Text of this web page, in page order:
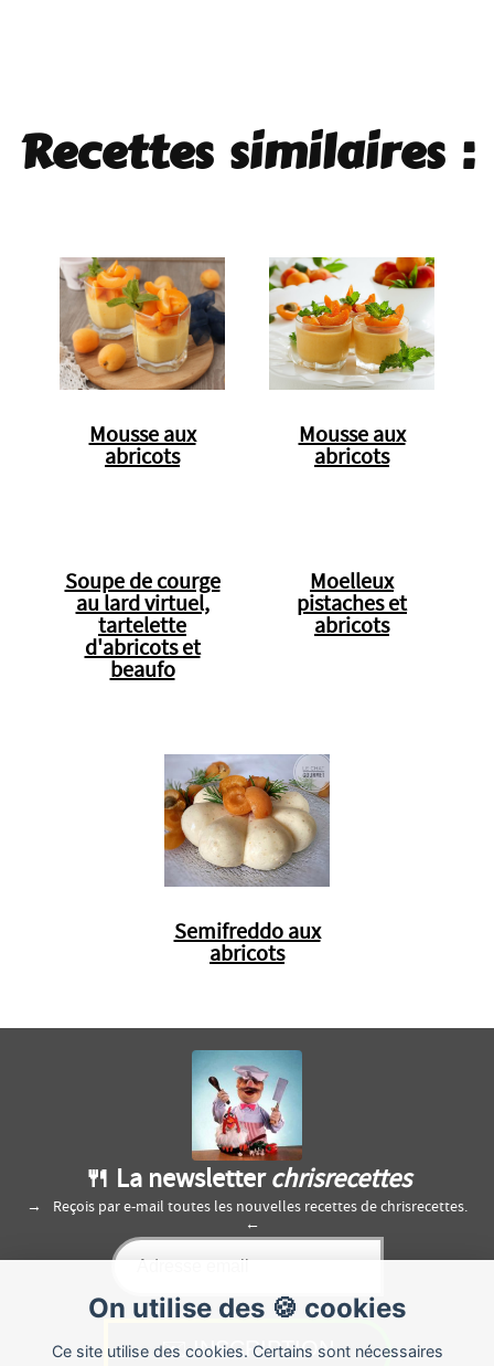
Recettes similaires :
Mousse aux
abricots
Mousse aux
abricots
Soupe de courge
au lard virtuel,
tartelette
d'abricots et
beaufo
Moelleux
pistaches et
abricots
Semifreddo aux
abricots
On utilise des 🍪 cookies
Ce site utilise des cookies. Certains sont nécessaires
🍴 La newsletter chrisrecettes
Reçois par e-mail toutes les nouvelles recettes de chrisrecettes.